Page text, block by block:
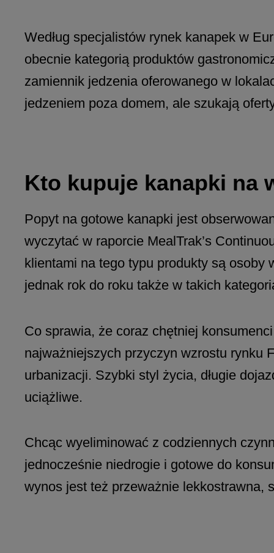
Według specjalistów rynek kanapek w
obecnie kategorią produktów
zamiennik jedzenia oferowanego w
jedzeniem poza domem, ale szukają
Kto kupuje kanapki na
Popyt na gotowe kanapki jest
wyczytać w raporcie MealTrak’s
klientami na tego typu produkty są
jednak rok do roku także w takich
Co sprawia, że coraz chętniej
najważniejszych przyczyn wzrostu rynku
urbanizacji. Szybki styl życia, długie
uciążliwe.
Chcąc wyeliminować z codziennych
jednocześnie niedrogie i gotowe do
wynos jest też przeważnie lekkostrawna,